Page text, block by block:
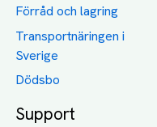
Förråd och lagring
Transportnäringen i
Sverige
Dödsbo
Support